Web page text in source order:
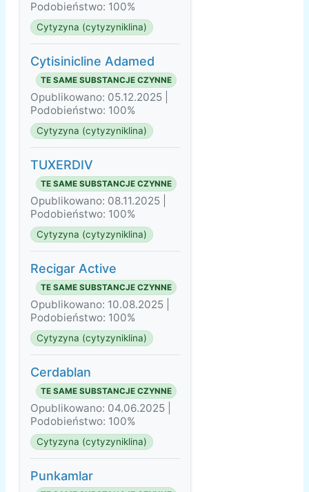
Podobieństwo: 100%
Cytyzyna (cytyzyniklina)
Cytisinicline Adamed
TE SAME SUBSTANCJE CZYNNE
Opublikowano: 05.12.2025 |
Podobieństwo: 100%
Cytyzyna (cytyzyniklina)
TUXERDIV
TE SAME SUBSTANCJE CZYNNE
Opublikowano: 08.11.2025 |
Podobieństwo: 100%
Cytyzyna (cytyzyniklina)
Recigar Active
TE SAME SUBSTANCJE CZYNNE
Opublikowano: 10.08.2025 |
Podobieństwo: 100%
Cytyzyna (cytyzyniklina)
Cerdablan
TE SAME SUBSTANCJE CZYNNE
Opublikowano: 04.06.2025 |
Podobieństwo: 100%
Cytyzyna (cytyzyniklina)
Punkamlar